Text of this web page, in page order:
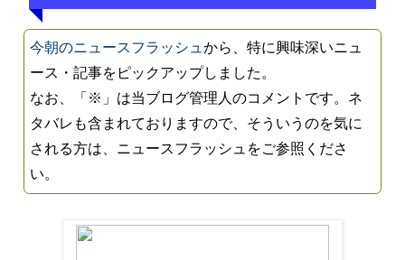
今朝のニュースフラッシュから、特に興味深いニュ
ース・記事をピックアップしました。
なお、「※」は当ブログ管理人のコメントです。ネ
タバレも含まれておりますので、そういうのを気に
される方は、ニュースフラッシュをご参照くださ
い。